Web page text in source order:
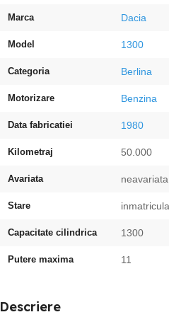
Marca Dacia
Model 1300
Categoria Berlina
Motorizare Benzina
Data fabricatiei 1980
Kilometraj 50.000
Avariata neavariata
Stare
Capacitate cilindrica 1300
Putere maxima 11
Descriere